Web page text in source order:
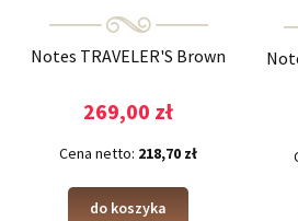
Notes TRAVELER'S Brown
269,00 zł
Cena netto: 218,70 zł
do koszyka